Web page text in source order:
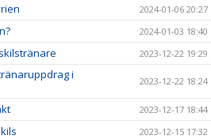
2024-01-06 20:27
2024-01-03 18:40
2023-12-22 19:29
i
2023-12-22 18:24
2023-12-17 18:44
2023-12-15 17:32